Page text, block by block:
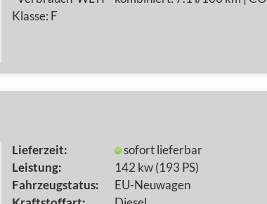
Klasse: F
Lieferzeit:
Leistung:
Fahrzeugstatus:
sofort lieferbar
142 kw (193 PS)
EU-Neuwagen